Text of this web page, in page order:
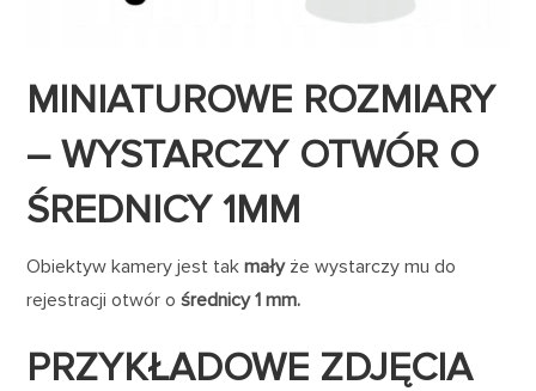
MINIATUROWE ROZMIARY
– WYSTARCZY OTWÓR O
ŚREDNICY 1MM
Obiektyw kamery jest takmałyże wystarczy mu do
rejestracji otwór ośrednicy 1 mm.
PRZYKŁADOWE ZDJĘCIA